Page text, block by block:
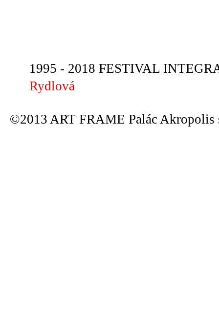
1995 - 2018 FESTIVAL
Rydlová
©2013 ART FRAME Palác Akropolis